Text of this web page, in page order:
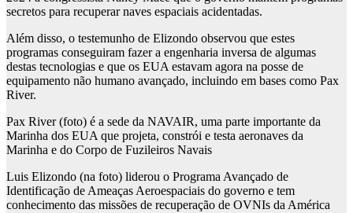
secretos para recuperar naves espaciais acidentadas.
Além disso, o testemunho de Elizondo observou que estes
programas conseguiram fazer a engenharia inversa de algumas
destas tecnologias e que os EUA estavam agora na posse de
equipamento não humano avançado, incluindo em bases como Pax
River.
Pax River (foto) é a sede da NAVAIR, uma parte importante da
Marinha dos EUA que projeta, constrói e testa aeronaves da
Marinha e do Corpo de Fuzileiros Navais
Luis Elizondo (na foto) liderou o Programa Avançado de
Identificação de Ameaças Aeroespaciais do governo e tem
conhecimento das missões de recuperação de OVNIs da América